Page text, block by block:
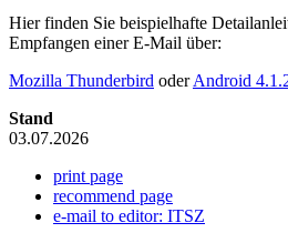
Hier finden Sie beispielhafte
Empfangen einer E-Mail über:
Mozilla Thunderbird oderAndroid
Stand
03.07.2026
print page
recommend page
e-mail to editor: ITSZ